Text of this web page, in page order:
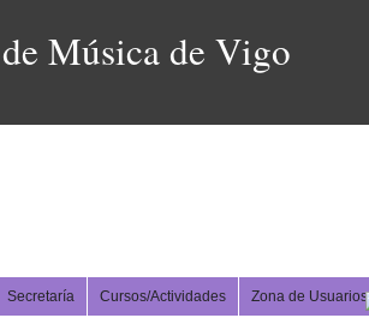
Música de Vigo
Secretaría Cursos/Actividades Zona de Usuarios